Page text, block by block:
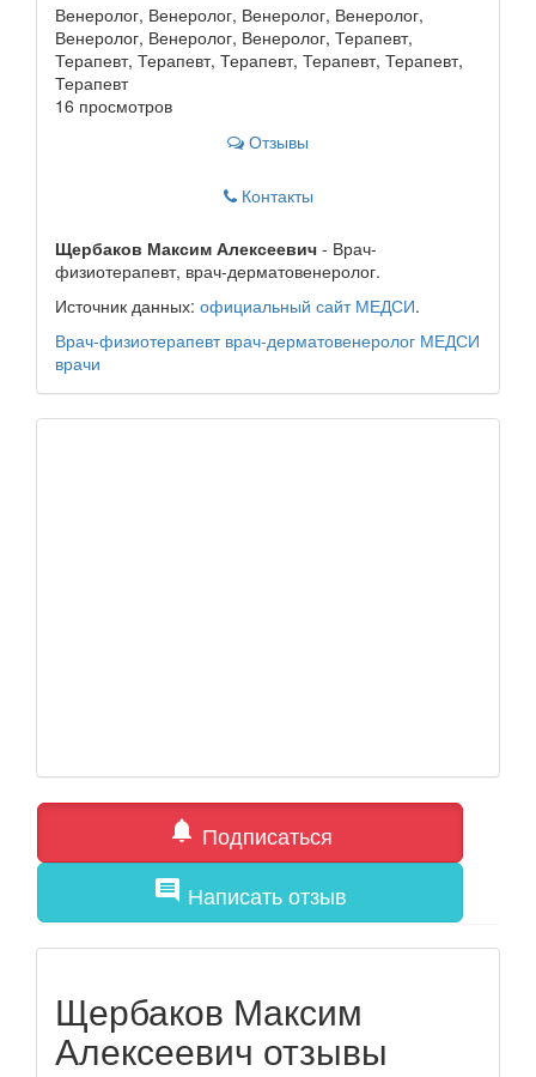
Венеролог, Венеролог, Венеролог, Венеролог,
Венеролог, Венеролог, Венеролог, Терапевт,
Терапевт, Терапевт, Терапевт, Терапевт, Терапевт,
Терапевт
16 просмотров
Отзывы
Контакты
Щербаков Максим Алексеевич - Врач-
физиотерапевт, врач-дерматовенеролог.
Источник данных: официальный сайт МЕДСИ.
Врач-физиотерапевт врач-дерматовенеролог МЕДСИ
врачи
notifications Подписаться
comment Написать отзыв
Щербаков Максим
Алексеевич отзывы